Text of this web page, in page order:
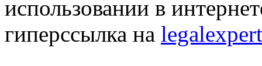
использовании в
гиперссылка на